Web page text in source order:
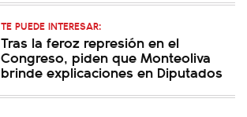
TE PUEDE INTERESAR:
Tras la feroz represión en el
Congreso, piden que Monteoliva
brinde explicaciones en Diputados